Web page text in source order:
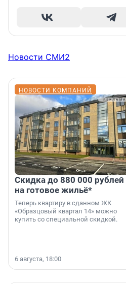
Новости СМИ2
НОВОСТИ КОМПАНИЙ
Скидка до 880 000 рублей
на готовое жильё*
Теперь квартиру в сданном ЖК
«Образцовый квартал 14» можно
купить со специальной скидкой.
6 августа, 18:00